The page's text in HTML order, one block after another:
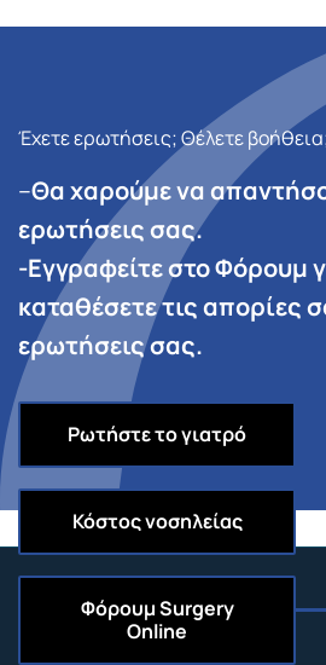
Έχετε ερωτήσεις; Θέλετε
–Θα χαρούμε να
ερωτήσεις σας.
-Εγγραφείτε στο Φόρουμ
καταθέσετε τις απορίες
ερωτήσεις σας.
Ρωτήστε το γιατρό
Κόστος νοσηλείας
ΦόρουμSurgery
Online